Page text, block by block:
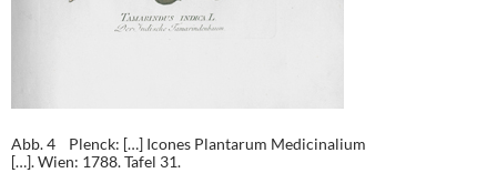
Abb. 4 Plenck: […] Icones Plantarum Medicinalium
[…]. Wien: 1788. Tafel 31.